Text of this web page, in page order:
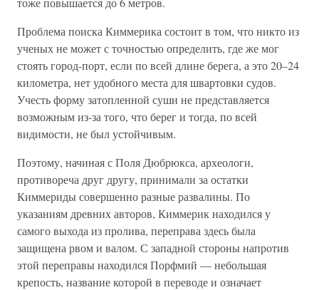
Проблема поиска Киммерика состоит в том, что никто из
ученых не может с точностью определить, где же мог
стоять город-порт, если по всей длине берега, а это 20–24
километра, нет удобного места для швартовки судов.
Учесть форму затопленной суши не представляется
возможным из-за того, что берег и тогда, по всей
видимости, не был устойчивым.
Поэтому, начиная с Поля Дюбрюкса, археологи,
противореча друг другу, принимали за остатки
Киммериды совершенно разные развалины. По
указаниям древних авторов, Киммерик находился у
самого выхода из пролива, переправа здесь была
защищена рвом и валом. С западной стороны напротив
этой переправы находился Порфмий — небольшая
крепость, название которой в переводе и означает